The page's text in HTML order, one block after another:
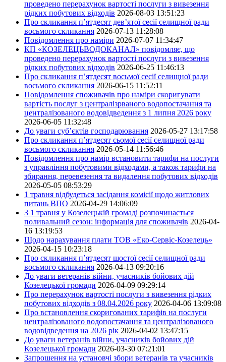
проведено перерахунок вартості послуги з вивезення
рідких побутових відходів 2026-08-03 13:51:23
Про скликання п’ятдесят дев’ятої сесії селищної ради
восьмого скликання 2026-07-13 11:28:08
Повідомлення про наміри 2026-07-07 11:34:47
КП «КОЗЕЛЕЦЬВОДОКАНАЛ» повідомляє, що
проведено перерахунок вартості послуги з вивезення
рідких побутових відходів 2026-06-25 11:46:13
Про скликання п’ятдесят восьмої сесії селищної ради
восьмого скликання 2026-06-15 11:52:11
Повідомлення споживачів про наміри скоригувати
вартість послуг з централізрваного водопостачання та
централізованого водовідведення з 1 липня 2026 року
2026-06-05 11:32:48
До уваги суб’єктів господарювання 2026-05-27 13:17:58
Про скликання п’ятдесят сьомої сесії селищної ради
восьмого скликання 2026-05-14 11:56:46
Повідомлення про намір встановити тарифи на послуги
з управління побутовими відходами, а також тарифи на
збирання, перевезення та видалення побутових відходів
2026-05-05 08:53:29
1 травня відбудеться засідання комісії щодо житлових
питань ВПО 2026-04-29 14:06:09
З 1 травня у Козелецькій громаді розпочинається
поливальний сезон: інформація для споживачів 2026-04-
16 13:19:53
Щодо нарахування плати ТОВ «Еко-Сервіс-Козелець»
2026-04-15 10:23:18
Про скликання п’ятдесят шостої сесії селищної ради
восьмого скликання 2026-04-13 09:20:16
До уваги ветеранів війни, учасників бойових дій
Козелецької громади 2026-04-09 09:29:14
Про перерахунок вартості послуги з вивезення рідких
побутових відходів з 08.04.2026 року 2026-04-06 13:09:08
Про встановлення скоригованих тарифів на послуги
централізованого водопостачання та централізованого
водовідведення на 2026 рік 2026-04-02 13:47:15
До уваги ветеранів війни, учасників бойових дій
Козелецької громади 2026-03-30 07:21:01
Запрошення на установчі збори ветеранів та учасників